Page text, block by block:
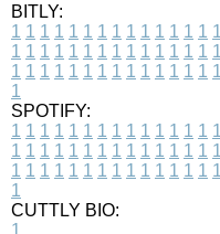
BITLY:
1 1 1 1 1 1 1 1 1 1 1 1 1 1 1
1 1 1 1 1 1 1 1 1 1 1 1 1 1 1
1 1 1 1 1 1 1 1 1 1 1 1 1 1 1
1
SPOTIFY:
1 1 1 1 1 1 1 1 1 1 1 1 1 1 1
1 1 1 1 1 1 1 1 1 1 1 1 1 1 1
1 1 1 1 1 1 1 1 1 1 1 1 1 1 1
1
CUTTLY BIO:
1